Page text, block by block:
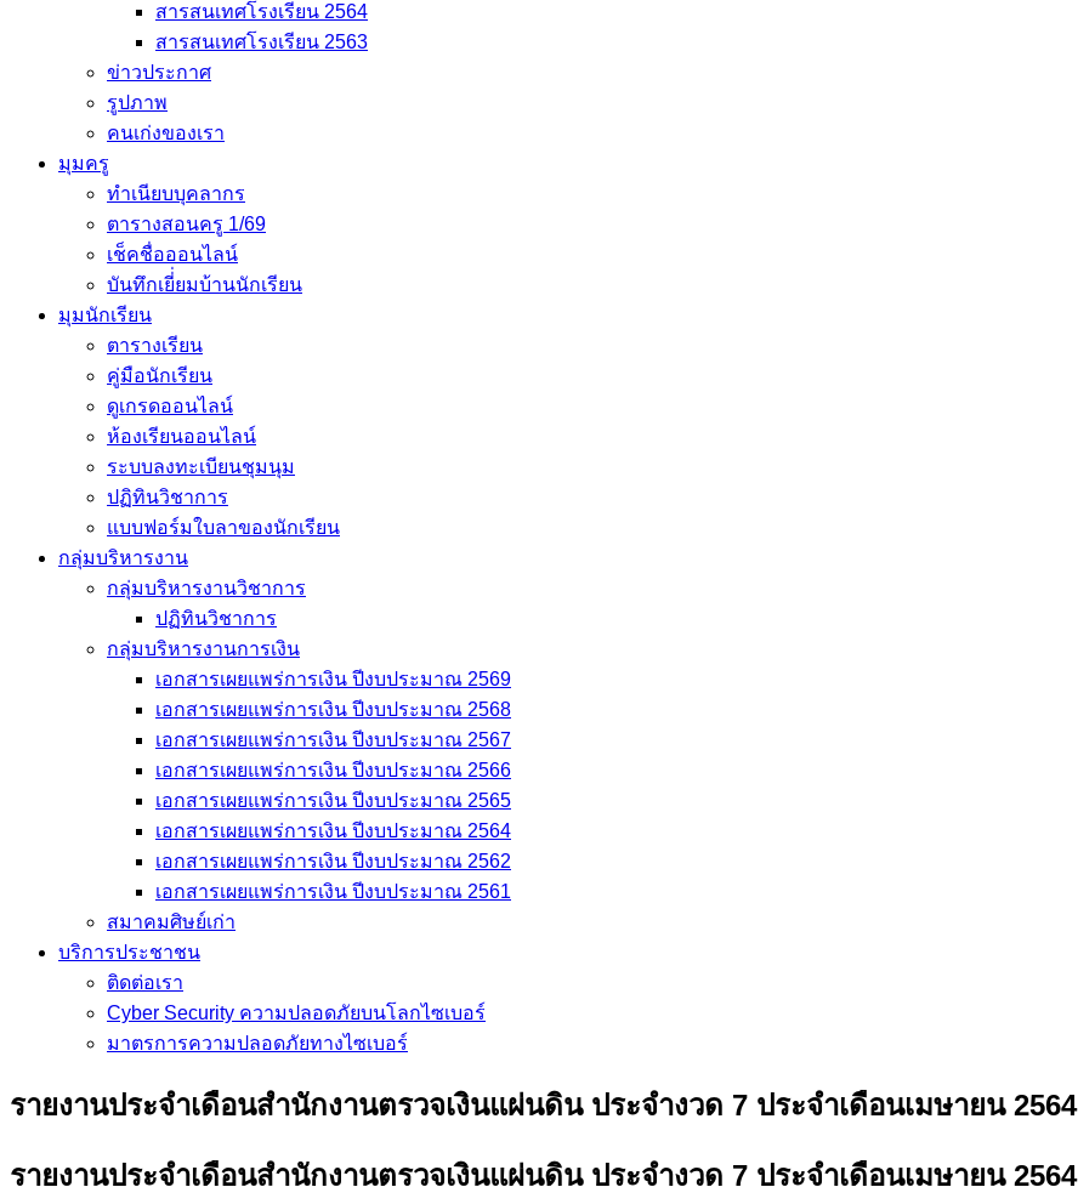
สารสนเทศโรงเรียน 2564
สารสนเทศโรงเรียน 2563
ข่าวประกาศ
รูปภาพ
คนเก่งของเรา
มุมครู
ทำเนียบบุคลากร
ตารางสอนครู 1/69
เช็คชื่อออนไลน์
บันทึกเยี่่ยมบ้านนักเรียน
มุมนักเรียน
ตารางเรียน
คู่มือนักเรียน
ดูเกรดออนไลน์
ห้องเรียนออนไลน์
ระบบลงทะเบียนชุมนุม
ปฏิทินวิชาการ
แบบฟอร์มใบลาของนักเรียน
กลุ่มบริหารงาน
กลุ่มบริหารงานวิชาการ
ปฏิทินวิชาการ
กลุ่มบริหารงานการเงิน
เอกสารเผยแพร่การเงิน ปีงบประมาณ 2569
เอกสารเผยแพร่การเงิน ปีงบประมาณ 2568
เอกสารเผยแพร่การเงิน ปีงบประมาณ 2567
เอกสารเผยแพร่การเงิน ปีงบประมาณ 2566
เอกสารเผยแพร่การเงิน ปีงบประมาณ 2565
เอกสารเผยแพร่การเงิน ปีงบประมาณ 2564
เอกสารเผยแพร่การเงิน ปีงบประมาณ 2562
เอกสารเผยแพร่การเงิน ปีงบประมาณ 2561
สมาคมศิษย์เก่า
บริการประชาชน
ติดต่อเรา
Cyber Security ความปลอดภัยบนโลกไซเบอร์
มาตรการความปลอดภัยทางไซเบอร์
รายงานประจำเดือนสำนักงานตรวจเงินแผ่นดิน ประจำงวด 7 ประจำเดือนเมษายน 2564
รายงานประจำเดือนสำนักงานตรวจเงินแผ่นดิน ประจำงวด 7 ประจำเดือนเมษายน 2564